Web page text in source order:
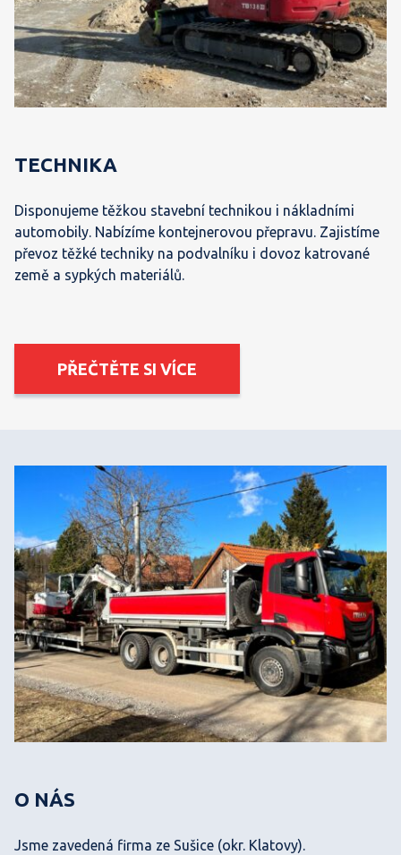
TECHNIKA
Disponujeme těžkou stavební technikou i nákladními
automobily. Nabízíme kontejnerovou přepravu. Zajistíme
převoz těžké techniky na podvalníku i dovoz katrované
země a sypkých materiálů.
PŘEČTĚTE SI VÍCE
O NÁS
Jsme zavedená firma ze Sušice (okr. Klatovy).